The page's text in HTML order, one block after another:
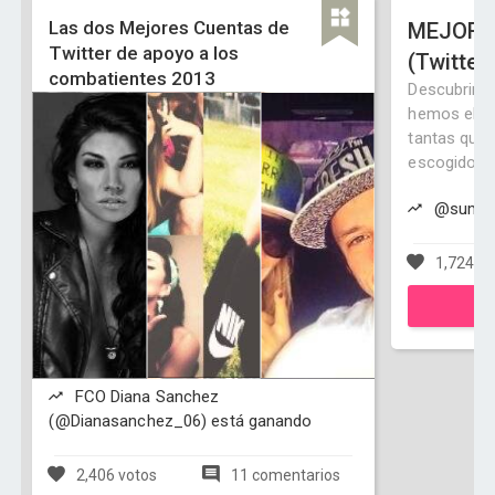
Las dos Mejores Cuentas de
Twitter de apoyo a los
combatientes 2013
FCO Diana Sanchez
(@Dianasanchez_06) está ganando
2,406 votos 11 comentarios
MEJOR
(Twitter)
hemos
tantas que
escogido
1,724